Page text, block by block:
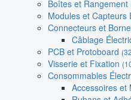
Boîtes et
Modules et Capteurs
Connecteurs et
Câblage
PCB et Protoboard
Visserie et Fixation
Consommables
Accessoires et